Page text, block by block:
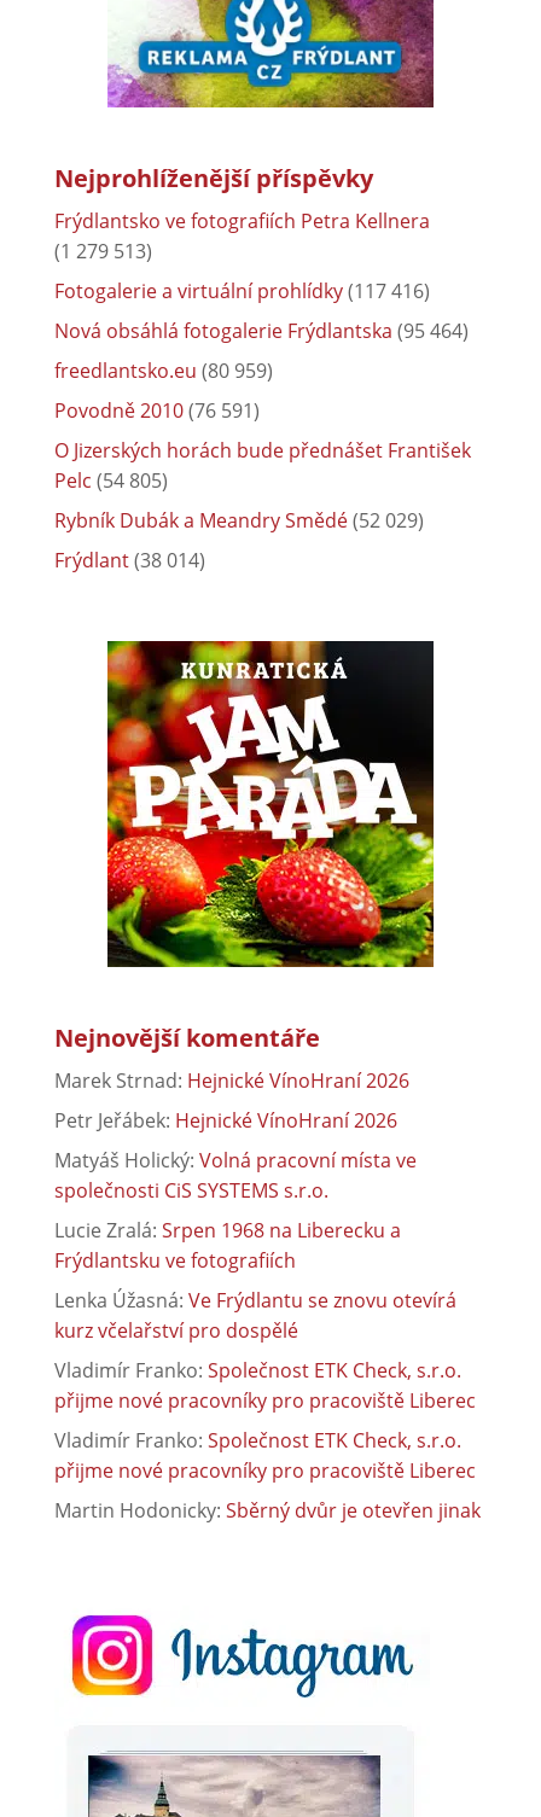
Nejprohlíženější příspěvky
Frýdlantsko ve fotografiích Petra Kellnera
(1 279 513)
Fotogalerie a virtuální prohlídky(117 416)
Nová obsáhlá fotogalerie Frýdlantska (95 464)
freedlantsko.eu (80 959)
Povodně 2010(76 591)
O Jizerských horách bude přednášet František
Pelc (54 805)
Rybník Dubák a Meandry Smědé(52 029)
Frýdlant(38 014)
Nejnovější komentáře
Marek Strnad: Hejnické VínoHraní 2026
Petr Jeřábek: Hejnické VínoHraní 2026
Matyáš Holický: Volná pracovní místa ve
společnosti CiS SYSTEMS s.r.o.
Lucie Zralá: Srpen 1968 na Liberecku a
Frýdlantsku ve fotografiích
Lenka Úžasná: Ve Frýdlantu se znovu otevírá
kurz včelařství pro dospělé
Vladimír Franko: Společnost ETK Check, s.r.o.
přijme nové pracovníky pro pracoviště Liberec
Vladimír Franko: Společnost ETK Check, s.r.o.
přijme nové pracovníky pro pracoviště Liberec
Martin Hodonicky: Sběrný dvůr je otevřen jinak